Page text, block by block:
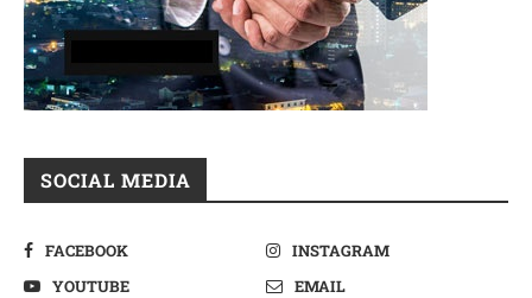
SOCIAL MEDIA
FACEBOOK
INSTAGRAM
YOUTUBE
EMAIL